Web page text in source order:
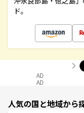
ド。
AD
AD
人気の国と地域から